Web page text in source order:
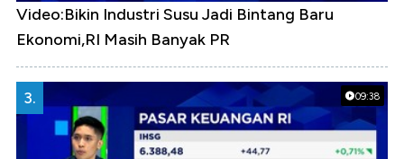
Video:Bikin Industri Susu Jadi Bintang Baru
Ekonomi,RI Masih Banyak PR
09:38
3.